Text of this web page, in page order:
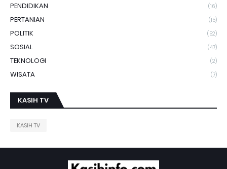
PENDIDIKAN (16)
PERTANIAN (15)
POLITIK (52)
SOSIAL (47)
TEKNOLOGI (2)
WISATA (7)
KASIH TV
KASIH TV